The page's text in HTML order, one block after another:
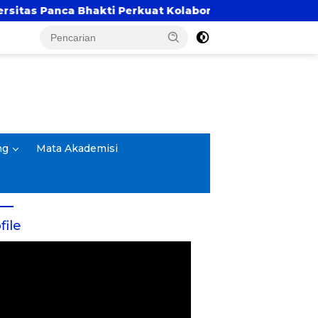
Bhakti Perkuat Kolaborasi Akademik Lewat
Mata Akademisi